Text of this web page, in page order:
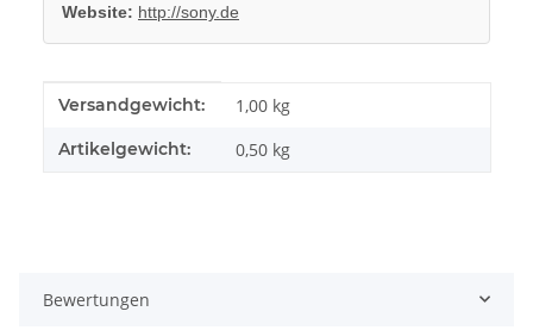
Website: http://sony.de
Produkteigenschaft
Wert
Versandgewicht: 1,00 kg
Artikelgewicht: 0,50 kg
Bewertungen